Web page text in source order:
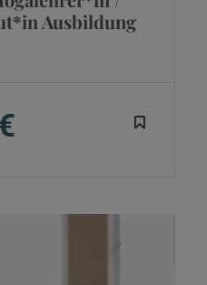
Ausbildung